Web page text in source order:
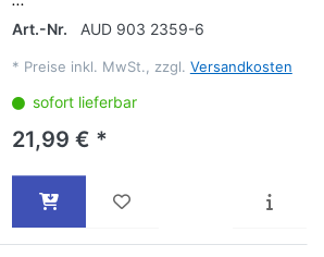
Art.-Nr.
AUD 903 2359-6
* Preise inkl. MwSt., zzgl. Versandkosten
sofort lieferbar
21,99 € *